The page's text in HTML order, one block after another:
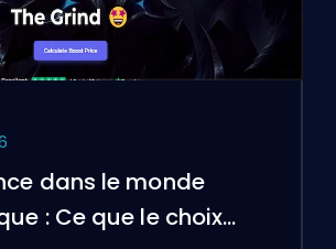
dans le monde
: Ce que le choix